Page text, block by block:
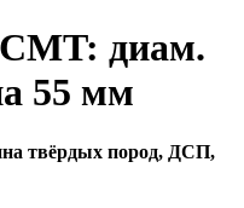
диам.
55 мм
твёрдых пород, ДСП,